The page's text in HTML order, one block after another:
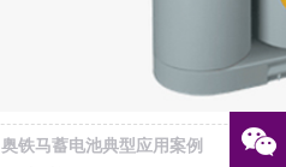
奥铁马蓄电池典型应用案例